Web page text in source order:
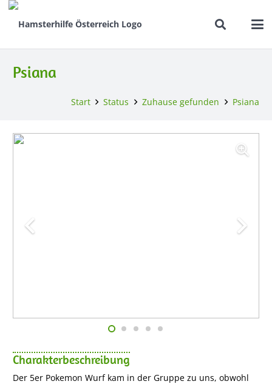
Psiana
Start Status Zuhause gefunden Psiana
Charakterbeschreibung
Der 5er Pokemon Wurf kam in der Gruppe zu uns, obwohl